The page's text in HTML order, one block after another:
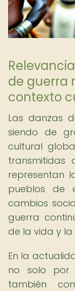
de guerra
contexto
Las danzas
siendo de
cultural
transmitidas
representan
pueblos de
cambios
guerra
de la vida y la
En la
no solo por
también